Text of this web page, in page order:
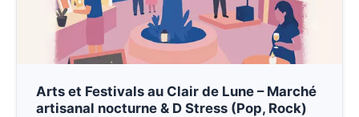
Arts et Festivals au Clair de Lune – Marché
artisanal nocturne & D Stress (Pop, Rock)